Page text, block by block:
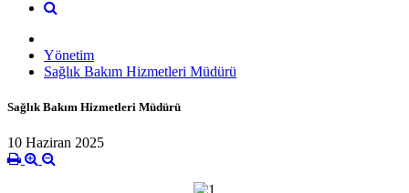
Yönetim
Sağlık Bakım Hizmetleri Müdürü
Sağlık Bakım Hizmetleri Müdürü
10 Haziran 2025